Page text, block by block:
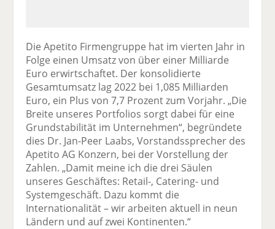
Die Apetito Firmengruppe hat im vierten Jahr in
Folge einen Umsatz von über einer Milliarde
Euro erwirtschaftet. Der konsolidierte
Gesamtumsatz lag 2022 bei 1,085 Milliarden
Euro, ein Plus von 7,7 Prozent zum Vorjahr. „Die
Breite unseres Portfolios sorgt dabei für eine
Grundstabilität im Unternehmen“, begründete
dies Dr. Jan-Peer Laabs, Vorstandssprecher des
Apetito AG Konzern, bei der Vorstellung der
Zahlen. „Damit meine ich die drei Säulen
unseres Geschäftes: Retail-, Catering- und
Systemgeschäft. Dazu kommt die
Internationalität – wir arbeiten aktuell in neun
Ländern und auf zwei Kontinenten.“